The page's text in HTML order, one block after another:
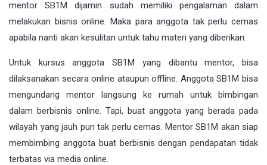
mentor SB1M dijamin sudah memiliki pengalaman dalam
melakukan bisnis online. Maka para anggota tak perlu cemas
apabila nanti akan kesulitan untuk tahu materi yang diberikan.
Untuk kursus anggota SB1M yang dibantu mentor, bisa
dilaksanakan secara online ataupun offline. Anggota SB1M bisa
mengundang mentor langsung ke rumah untuk bimbingan
dalam berbisnis online. Tapi, buat anggota yang berada pada
wilayah yang jauh pun tak perlu cemas. Mentor SB1M akan siap
membimbing anggota buat berbisnis dengan pendapatan tidak
terbatas via media online.